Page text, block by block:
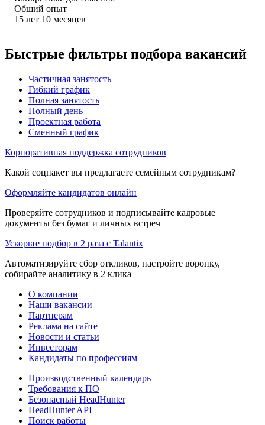
Общий опыт
15 лет 10 месяцев
Быстрые фильтры подбора вакансий
Частичная занятость
Гибкий график
Полная занятость
Полный день
Проектная работа
Сменный график
Корпоративная поддержка сотрудников
Какой соцпакет вы предлагаете семейным сотрудникам?
Оформляйте кандидатов онлайн
Проверяйте сотрудников и подписывайте кадровые
документы без бумаг и личных встреч
Ускорьте подбор в 2 раза с Talantix
Автоматизируйте сбор откликов, настройте воронку,
собирайте аналитику в 2 клика
О компании
Наши вакансии
Партнерам
Реклама на сайте
Новости и статьи
Инвесторам
Кандидаты по профессиям
Производственный календарь
Требования к ПО
Безопасный HeadHunter
HeadHunter API
Поиск работы